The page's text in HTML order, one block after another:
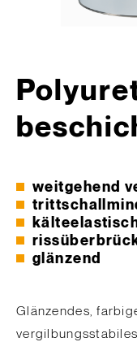
weitgehend
glänzend
Glänzendes,